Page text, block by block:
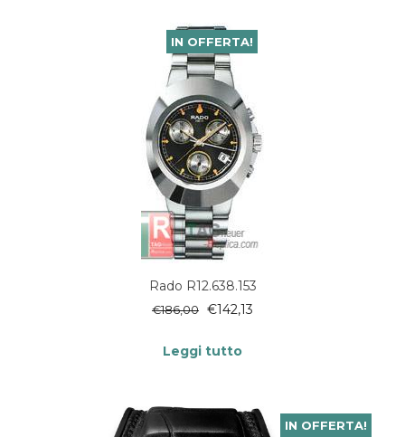
IN OFFERTA!
Rado R12.638.153
€186,00 €142,13
Leggi tutto
IN OFFERTA!